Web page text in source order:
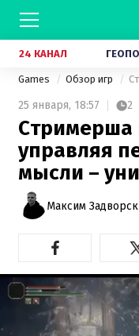
24 КАНАЛ
Games Обзор игр
25 января, 18:57 2
Стримерша
управляя
мысли –
Максим